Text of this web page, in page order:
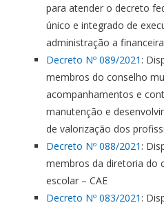
para atender o decreto
único e integrado de
administração a
Decreto Nº 089/2021 :
membros do conselho
acompanhamentos e
manutenção e
de valorização dos
Decreto Nº 088/2021 :
membros da diretoria do
escolar – CAE
Decreto Nº 083/2021 :